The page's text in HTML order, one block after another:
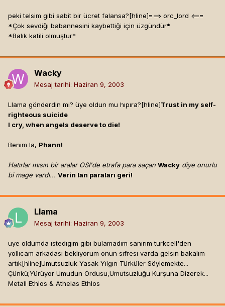
---
[Dagger v0.12b - Forum Auto Answering Program]
peki telsim gibi sabit bir ücret falansa?[hline]===> orc_lord <===
*Çok sevdiği babannesini kaybettiği için üzgündür*
*Balık katili olmuştur*
Wacky
Mesaj tarihi: Haziran 9, 2003
Llama gönderdin mi? üye oldun mu hıpıra?[hline]Trust in my self-
righteous suicide
I cry, when angels deserve to die!
Benim la, Phann!
Hatırlar mısın bir aralar OSI'de etrafa para saçan Wacky diye onurlu
bi mage vardı... Verin lan paraları geri!
Llama
Mesaj tarihi: Haziran 9, 2003
uye oldumda ıstedıgım gıbı bulamadım sanırım turkcell'den
yollıcam arkadası beklıyorum onun sıfresı varda gelsın bakalım
artık[hline]Umutsuzluk Yasak Yılgın Türküler Söylemekte...
Çünkü;Yürüyor Umudun Ordusu,Umutsuzluğu Kurşuna Dizerek...
Metall Ethlos & Athelas Ethlos